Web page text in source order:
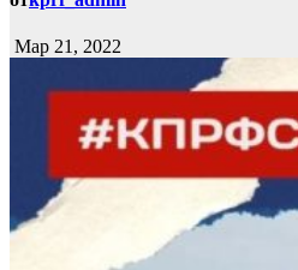
Мар 21, 2022